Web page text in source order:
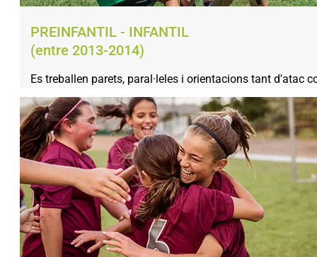
PREINFANTIL - INFANTIL
(entre 2013-2014)
Es treballen parets, paral·leles i orientacions tant d'atac